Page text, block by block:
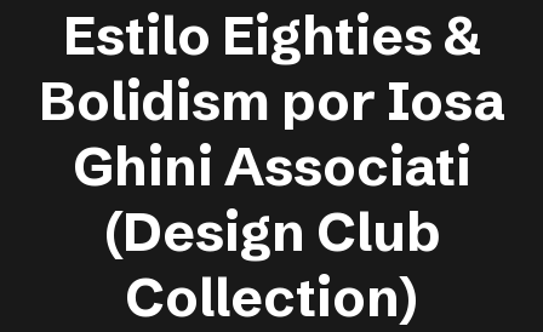
Estilo Eighties &
Bolidism por Iosa
Ghini Associati
(Design Club
Collection)